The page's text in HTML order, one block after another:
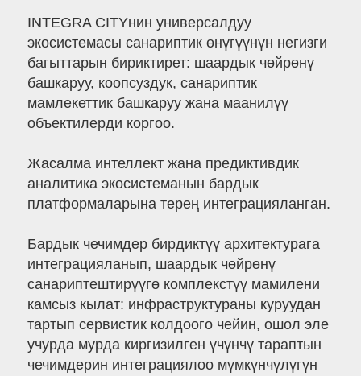
INTEGRA CITYнин универсалдуу
экосистемасы санариптик өнүгүүнүн негизги
багыттарын бириктирет: шаардык чөйрөнү
башкаруу, коопсуздук, санариптик
мамлекеттик башкаруу жана маанилүү
объектилерди коргоо.
Жасалма интеллект жана предиктивдик
аналитика экосистеманын бардык
платформаларына терең интеграцияланган.
Бардык чечимдер бирдиктүү архитектурага
интеграцияланып, шаардык чөйрөнү
санариптештирүүгө комплекстүү мамилени
камсыз кылат: инфраструктураны куруудан
тартып сервистик колдоого чейин, ошол эле
учурда мурда киргизилген үчүнчү тараптын
чечимдерин интеграциялоо мүмкүнчүлүгүн